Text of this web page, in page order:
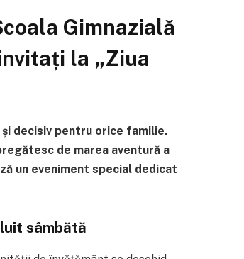
Gimnazială
la „Ziua
decisiv pentru orice familie.
de marea aventură a
un eveniment special dedicat
sâmbătă